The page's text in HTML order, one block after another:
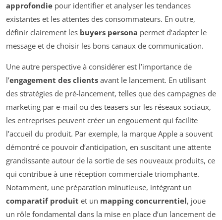
approfondie pour identifier et analyser les tendances
existantes et les attentes des consommateurs. En outre,
définir clairement les buyers persona permet d’adapter le
message et de choisir les bons canaux de communication.
Une autre perspective à considérer est l’importance de
l’engagement des clients avant le lancement. En utilisant
des stratégies de pré-lancement, telles que des campagnes de
marketing par e-mail ou des teasers sur les réseaux sociaux,
les entreprises peuvent créer un engouement qui facilite
l’accueil du produit. Par exemple, la marque Apple a souvent
démontré ce pouvoir d’anticipation, en suscitant une attente
grandissante autour de la sortie de ses nouveaux produits, ce
qui contribue à une réception commerciale triomphante.
Notamment, une préparation minutieuse, intégrant un
comparatif produit et un mapping concurrentiel, joue
un rôle fondamental dans la mise en place d’un lancement de